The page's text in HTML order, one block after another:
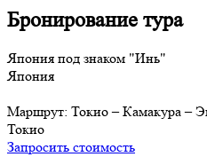
Бронирование тура
Япония под знаком "Инь"
Япония
Маршрут: Токио – Камакура –
Токио
Запросить стоимость